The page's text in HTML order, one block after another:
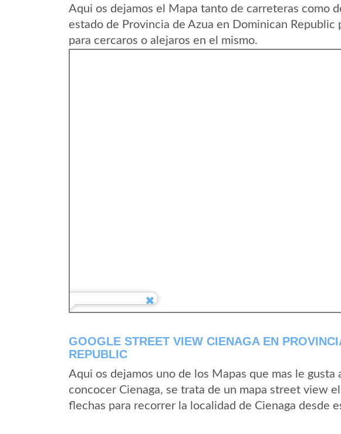
Aqui os dejamos el Mapa tanto de carreteras como
estado de Provincia de Azua en Dominican Republic
para cercaros o alejaros en el mismo.
GOOGLE STREET VIEW CIENAGA EN
REPUBLIC
Aqui os dejamos uno de los Mapas que mas le gusta
concocer Cienaga, se trata de un mapa street view
flechas para recorrer la localidad de Cienaga desde